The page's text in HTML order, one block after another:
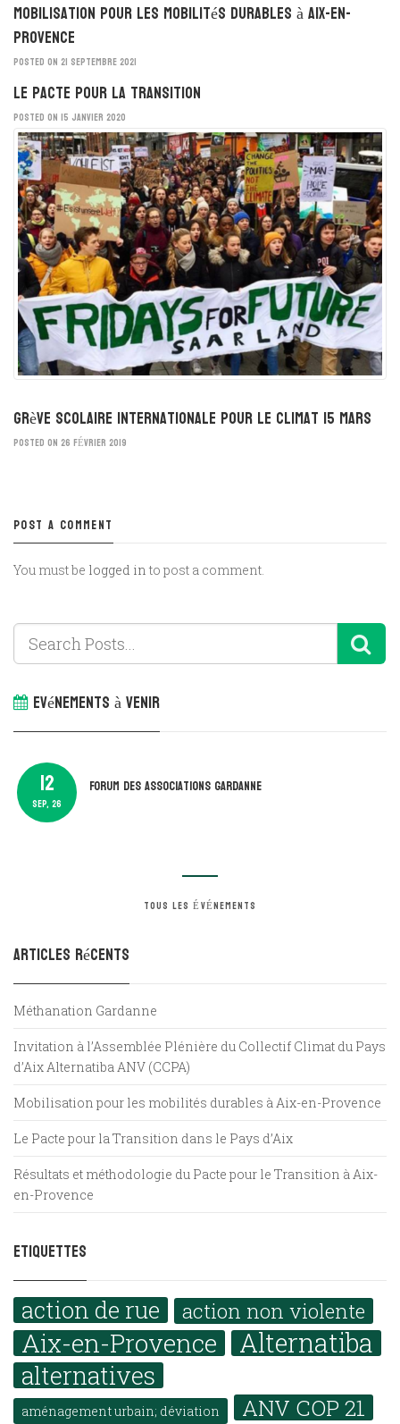
Mobilisation pour les mobilités durables à Aix-en-
Provence
POSTED ON 21 SEPTEMBRE 2021
Le Pacte pour la Transition
POSTED ON 15 JANVIER 2020
Grève scolaire internationale pour le climat 15 mars
POSTED ON 26 FÉVRIER 2019
POST A COMMENT
You must be logged in to post a comment.
Evénements à venir
12
SEP, 26
Forum des associations Gardanne
TOUS LES ÉVÉNEMENTS
Articles récents
Méthanation Gardanne
Invitation à l’Assemblée Plénière du Collectif Climat du Pays
d’Aix Alternatiba ANV (CCPA)
Mobilisation pour les mobilités durables à Aix-en-Provence
Le Pacte pour la Transition dans le Pays d’Aix
Résultats et méthodologie du Pacte pour le Transition à Aix-
en-Provence
Etiquettes
action de rue action non violente
Aix-en-Provence Alternatiba
alternatives
aménagement urbain; déviation ANV COP 21